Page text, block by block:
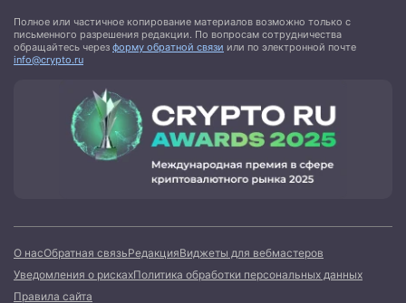
Полное или частичное копирование материалов возможно только с
письменного разрешения редакции. По вопросам сотрудничества
обращайтесь через форму обратной связи или по электронной почте
info@crypto.ru
О насОбратная связьРедакцияВиджеты для вебмастеров
Уведомления о рискахПолитика обработки персональных данных
Правила сайта